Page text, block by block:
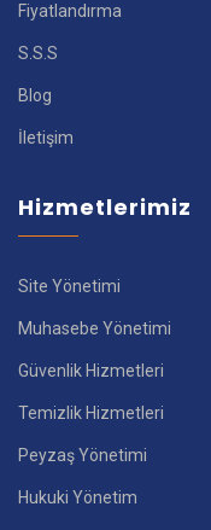
Fiyatlandırma
S.S.S
Blog
İletişim
Hizmetlerimiz
Site Yönetimi
Muhasebe Yönetimi
Güvenlik Hizmetleri
Temizlik Hizmetleri
Peyzaş Yönetimi
Hukuki Yönetim